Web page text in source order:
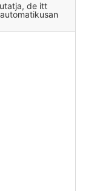
de itt